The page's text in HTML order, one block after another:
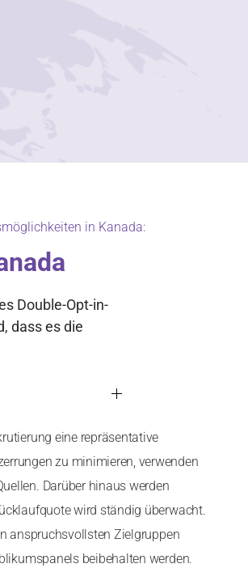
in Kanada:
Double-Opt-in-
dass es die
eine repräsentative
zu minimieren, verwenden
Darüber hinaus werden
wird ständig überwacht.
anspruchsvollsten Zielgruppen
beibehalten werden.